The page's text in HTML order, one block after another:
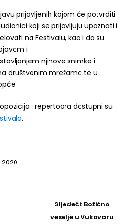
prijavljenih kojom će potvrditi
koji se prijavljuju upoznati i
na Festivalu, kao i da su
i
njihove snimke i
društvenim mrežama te u
i repertoara dostupni su
.
2020.
Sljedeći: Sljedeći
Post
Božićno
veselje u Vukovaru